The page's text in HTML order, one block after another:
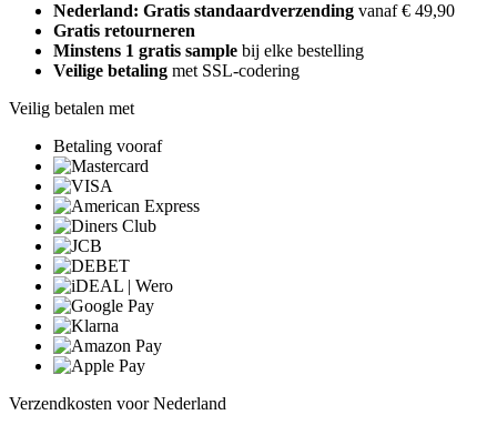
Nederland: Gratis standaardverzending vanaf € 49,90
Gratis retourneren
Minstens 1 gratis sample bij elke bestelling
Veilige betaling met SSL-codering
Veilig betalen met
Betaling vooraf
Verzendkosten voor Nederland